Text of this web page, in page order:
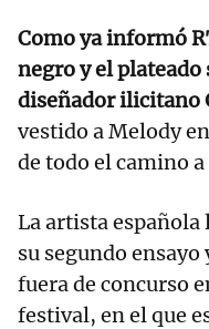
Como ya informó
negro y el plateado
diseñador ilicitano
vestido a Melody
de todo el camino
La artista española
su segundo
fuera de concurso
festival, en el que